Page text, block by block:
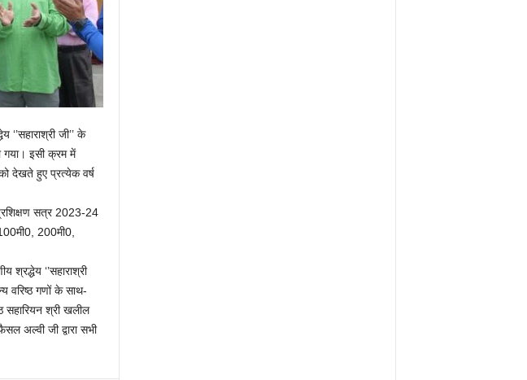
जी’’ के
गया। इसी क्रम में
देखते हुए प्रत्येक वर्ष
सत्र 2023-24
200मी0,
श्रद्धेय ‘’सहाराश्री
वरिष्ठ गणों के साथ-
सहारियन श्री खलील
अल्वी जी द्वारा सभी